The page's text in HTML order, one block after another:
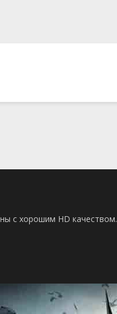
с хорошим HD качеством.